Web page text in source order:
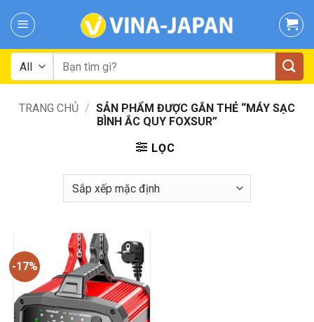
Tìm
kiếm:
TRANG CHỦ / SẢN PHẨM ĐƯỢC GẮN THẺ “MÁY SẠC
BÌNH ẮC QUY FOXSUR”
LỌC
-17%